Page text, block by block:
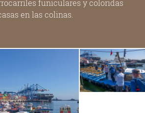
funiculares y coloridas
en las colinas.